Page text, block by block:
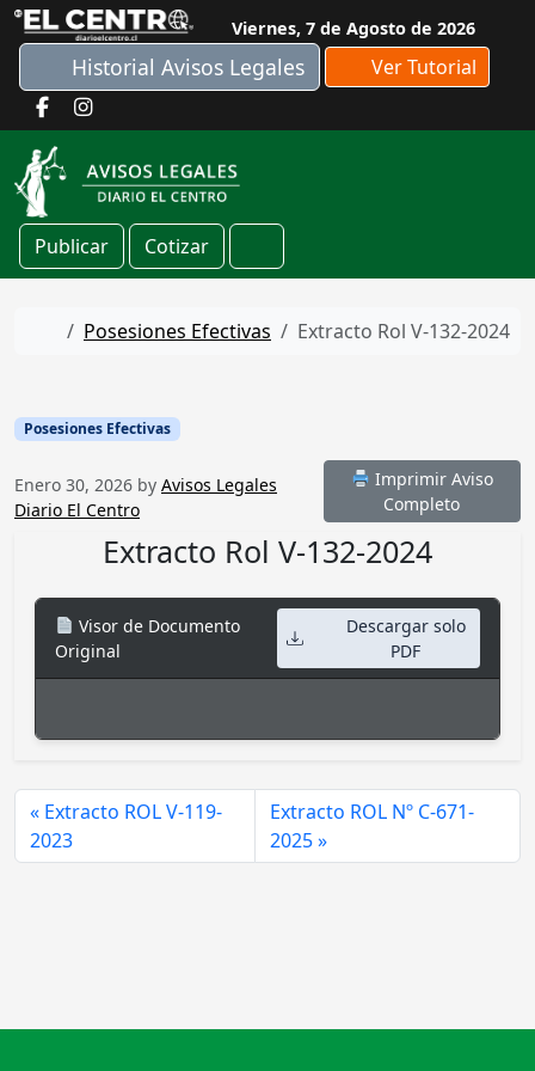
Skip to content
Viernes, 7 de Agosto de 2026
Historial Avisos Legales Ver Tutorial
Publicar Cotizar
Cart
Home
Posesiones Efectivas Extracto Rol V-132-2024
Posesiones Efectivas
Enero 30, 2026 by Avisos Legales
Diario El Centro
Imprimir Aviso
Completo
Extracto Rol V-132-2024
Visor de Documento
Original
Descargar solo
PDF
Extracto ROL V-119-
2023
Extracto ROL Nº C-671-
2025